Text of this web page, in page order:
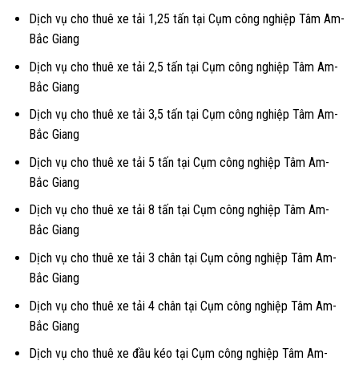
Dịch vụ cho thuê xe tải 1,25 tấn tại Cụm công nghiệp Tâm Am-
Bắc Giang
Dịch vụ cho thuê xe tải 2,5 tấn tại Cụm công nghiệp Tâm Am-
Bắc Giang
Dịch vụ cho thuê xe tải 3,5 tấn tại Cụm công nghiệp Tâm Am-
Bắc Giang
Dịch vụ cho thuê xe tải 5 tấn tại Cụm công nghiệp Tâm Am-
Bắc Giang
Dịch vụ cho thuê xe tải 8 tấn tại Cụm công nghiệp Tâm Am-
Bắc Giang
Dịch vụ cho thuê xe tải 3 chân tại Cụm công nghiệp Tâm Am-
Bắc Giang
Dịch vụ cho thuê xe tải 4 chân tại Cụm công nghiệp Tâm Am-
Bắc Giang
Dịch vụ cho thuê xe đầu kéo tại Cụm công nghiệp Tâm Am-